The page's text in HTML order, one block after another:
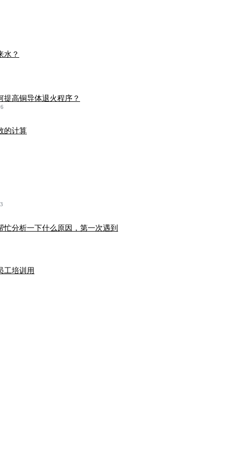
水？
高铜导体退火程序？
的计算
分析一下什么原因，第一次遇到
工培训用